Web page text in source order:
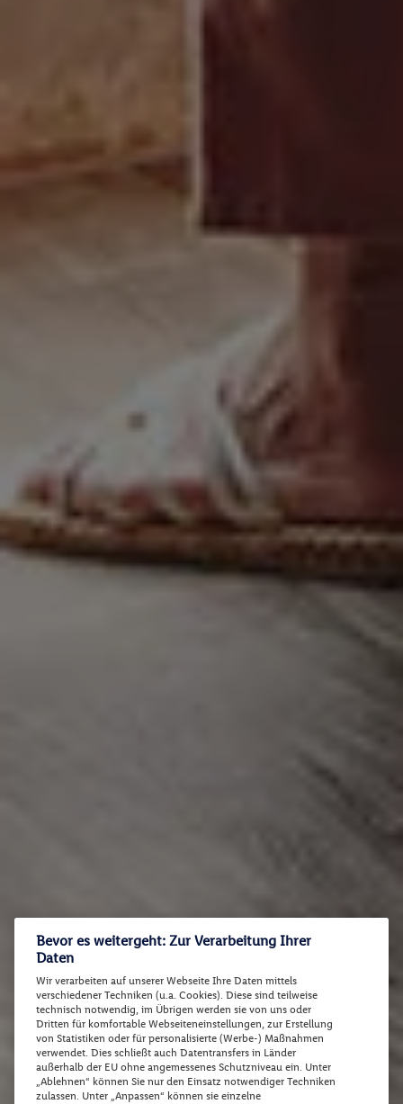
Bevor es weitergeht: Zur Verarbeitung Ihrer
Daten
Wir verarbeiten auf unserer Webseite Ihre Daten mittels
verschiedener Techniken (u.a. Cookies). Diese sind teilweise
technisch notwendig, im Übrigen werden sie von uns oder
Dritten für komfortable Webseiteneinstellungen, zur Erstellung
von Statistiken oder für personalisierte (Werbe-) Maßnahmen
verwendet. Dies schließt auch Datentransfers in Länder
außerhalb der EU ohne angemessenes Schutzniveau ein. Unter
„Ablehnen“ können Sie nur den Einsatz notwendiger Techniken
zulassen. Unter „Anpassen“ können sie einzelne